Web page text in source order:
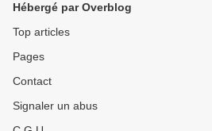
Hébergé par Overblog
Top articles
Pages
Contact
Signaler un abus